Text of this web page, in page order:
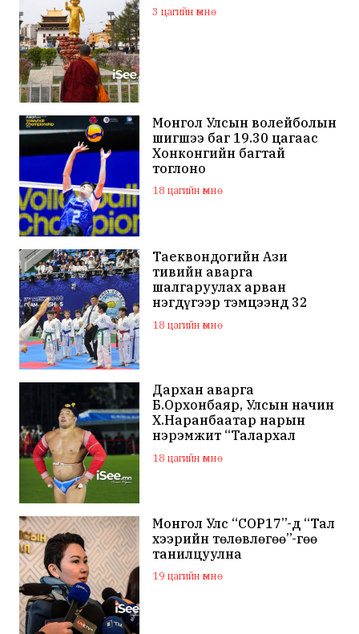
3 цагийн өмнө
Монгол Улсын волейболын
шигшээ баг 19.30 цагаас
Хонконгийн багтай
тоглоно
18 цагийн өмнө
Таеквондогийн Ази
тивийн аварга
шалгаруулах арван
нэгдүгээр тэмцээнд 32
орны тамирчид өрсөлдөж
байна
18 цагийн өмнө
Дархан аварга
Б.Орхонбаяр, Улсын начин
Х.Наранбаатар нарын
нэрэмжит “Талархал
хүндэтгэл” хүчит бөхийн
барилдаан болно
18 цагийн өмнө
Монгол Улс “COP17”-д “Тал
хээрийн төлөвлөгөө”-гөө
танилцуулна
19 цагийн өмнө